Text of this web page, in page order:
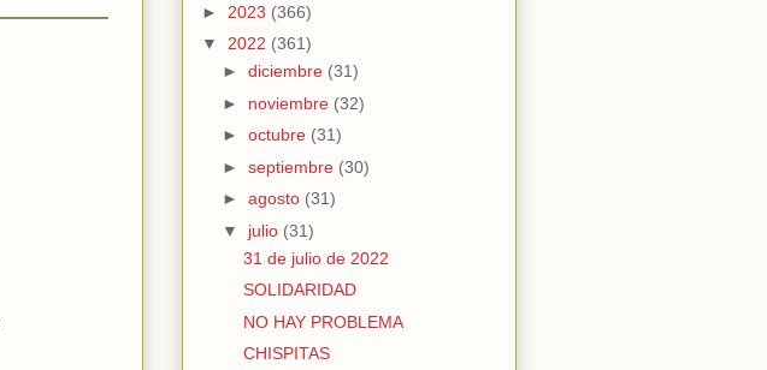
► 2023 (366)
▼ 2022 (361)
► diciembre (31)
► noviembre (32)
► octubre (31)
► septiembre (30)
► agosto (31)
▼ julio (31)
31 de julio de 2022
SOLIDARIDAD
NO HAY PROBLEMA
CHISPITAS